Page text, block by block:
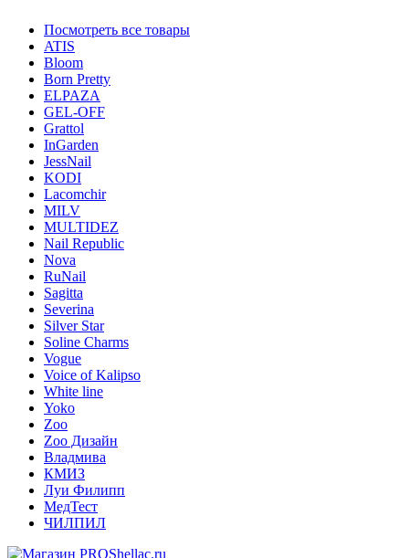
Посмотреть все товары
ATIS
Bloom
Born Pretty
ELPAZA
GEL-OFF
Grattol
InGarden
JessNail
KODI
Lacomchir
MILV
MULTIDEZ
Nail Republic
Nova
RuNail
Sagitta
Severina
Silver Star
Soline Charms
Vogue
Voice of Kalipso
White line
Yoko
Zoo
Zoo Дизайн
Владмива
КМИЗ
Луи Филипп
МедТест
ЧИЛПИЛ